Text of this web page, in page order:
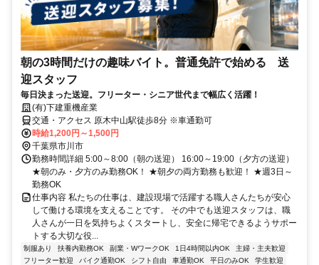
朝の3時間だけの趣味バイト。普通免許で始める 送
迎スタッフ
毎日決まった送迎。フリーター・シニア世代まで幅広く活躍！
(有)下建重機産業
交通・アクセス 原木中山駅徒歩8分 ※車通勤可
時給1,200円～1,500円
千葉県市川市
勤務時間詳細 5:00～8:00（朝の送迎） 16:00～19:00（夕方の送迎）
★朝のみ・夕方のみ勤務OK！ ★朝夕の両方勤務も歓迎！ ★週3日～
勤務OK
仕事内容 私たちの仕事は、建設現場で活躍する職人さんたちが安心
して働ける環境を支えることです。 その中でも送迎スタッフは、職
人さんが一日を気持ちよくスタートし、安全に帰宅できるようサポー
トする大切な役...
制服あり 扶養内勤務OK 副業・WワークOK 1日4時間以内OK
主婦・主夫歓迎
フリーター歓迎
バイク通勤OK シフト自由 車通勤OK 平日のみOK
学生歓迎